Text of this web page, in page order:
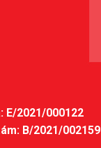
E/2021/000122
B/2021/002159